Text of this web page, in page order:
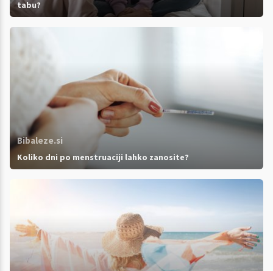
tabu?
Bibaleze.si
Koliko dni po menstruaciji lahko zanosite?